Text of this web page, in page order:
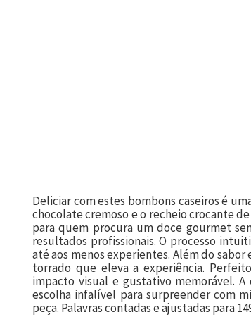
Deliciar com estes bombons caseiros é
chocolate cremoso e o recheio crocante
para quem procura um doce gourmet
resultados profissionais. O processo
até aos menos experientes. Além do
torrado que eleva a experiência.
impacto visual e gustativo memorável.
escolha infalível para surpreender com
peça. Palavras contadas e ajustadas para